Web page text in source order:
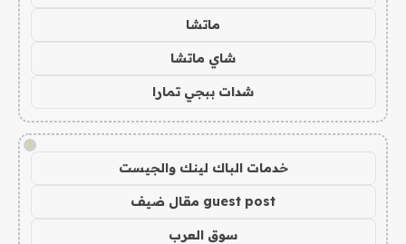
ماتشا
شاي ماتشا
شدات ببجي تمارا
!
خدمات الباك لينك والجيست
guest post مقال ضيف
سوق العرب